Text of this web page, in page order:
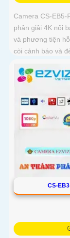
Camera CS-
phân giải 4K nổi
và phương tiện
còi cảnh báo và
và pin sạc đạt
CS-